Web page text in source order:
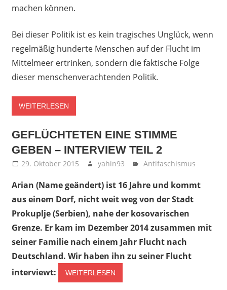
machen können.
Bei dieser Politik ist es kein tragisches Unglück, wenn
regelmäßig hunderte Menschen auf der Flucht im
Mittelmeer ertrinken, sondern die faktische Folge
dieser menschenverachtenden Politik.
WEITERLESEN
GEFLÜCHTETEN EINE STIMME
GEBEN – INTERVIEW TEIL 2
29. Oktober 2015 yahin93 Antifaschismus
Arian (Name geändert) ist 16 Jahre und kommt
aus einem Dorf, nicht weit weg von der Stadt
Prokuplje (Serbien), nahe der kosovarischen
Grenze. Er kam im Dezember 2014 zusammen mit
seiner Familie nach einem Jahr Flucht nach
Deutschland. Wir haben ihn zu seiner Flucht
interviewt:
WEITERLESEN